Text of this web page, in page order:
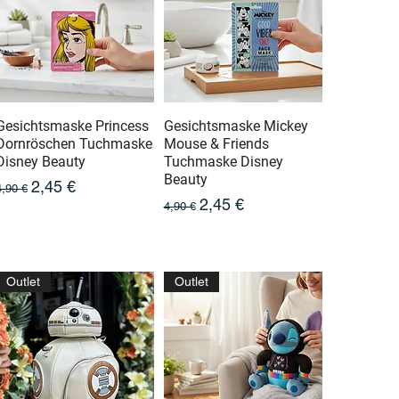
Princess
Tuchmaske
Beauty
original
€ Prix promotionnel
2,45 €
Gesichtsmaske Mickey
Mouse & Friends
Tuchmaske Disney
Beauty
Prix original
4,90 € Prix promotionnel
2,45 €
Outlet Outlet